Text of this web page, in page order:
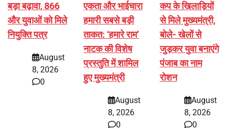
बड़ा बढ़ावा, 866
और युवाओं को मिले
नियुक्ति पत्र
August
8, 2026
0
एकता और भाईचारा
हमारी सबसे बड़ी
ताकत: ‘हमारे राम’
नाटक की विशेष
प्रस्तुति में शामिल
हुए मुख्यमंत्री
August
8, 2026
0
कप के खिलाड़ियों
से मिले मुख्यमंत्री,
बोले- खेलों से
जुड़कर युवा बनाएंगे
पंजाब का नाम
रोशन
August
8, 2026
0